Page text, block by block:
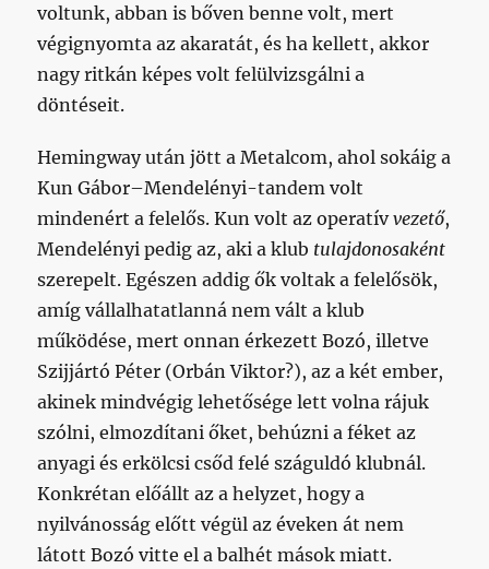
voltunk, abban is bőven benne volt, mert
végignyomta az akaratát, és ha kellett, akkor
nagy ritkán képes volt felülvizsgálni a
döntéseit.
Hemingway után jött a Metalcom, ahol sokáig a
Kun Gábor–Mendelényi-tandem volt
mindenért a felelős. Kun volt az operatívvezető,
Mendelényi pedig az, aki a klub tulajdonosaként
szerepelt. Egészen addig ők voltak a felelősök,
amíg vállalhatatlanná nem vált a klub
működése, mert onnan érkezett Bozó, illetve
Szijjártó Péter (Orbán Viktor?), az a két ember,
akinek mindvégig lehetősége lett volna rájuk
szólni, elmozdítani őket, behúzni a féket az
anyagi és erkölcsi csőd felé száguldó klubnál.
Konkrétan előállt az a helyzet, hogy a
nyilvánosság előtt végül az éveken át nem
látott Bozó vitte el a balhét mások miatt.